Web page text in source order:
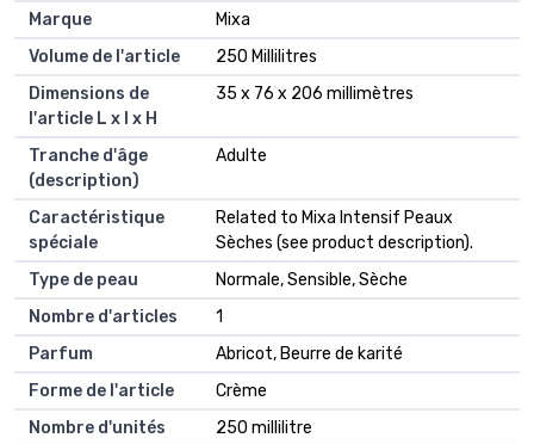
Marque
Mixa
Volume de l'article
250 Millilitres
Dimensions de
l'article L x l x H
35 x 76 x 206 millimètres
Tranche d'âge
(description)
Adulte
Caractéristique
spéciale
Related to Mixa Intensif Peaux
Sèches (see product description).
Type de peau
Normale, Sensible, Sèche
Nombre d'articles
1
Parfum
Abricot, Beurre de karité
Forme de l'article
Crème
Nombre d'unités
250 millilitre